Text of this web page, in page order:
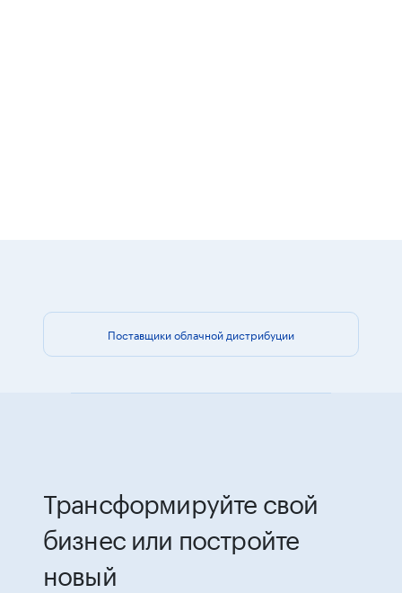
Поставщики облачной дистрибуции
Трансформируйте свой
бизнес или постройте
новый